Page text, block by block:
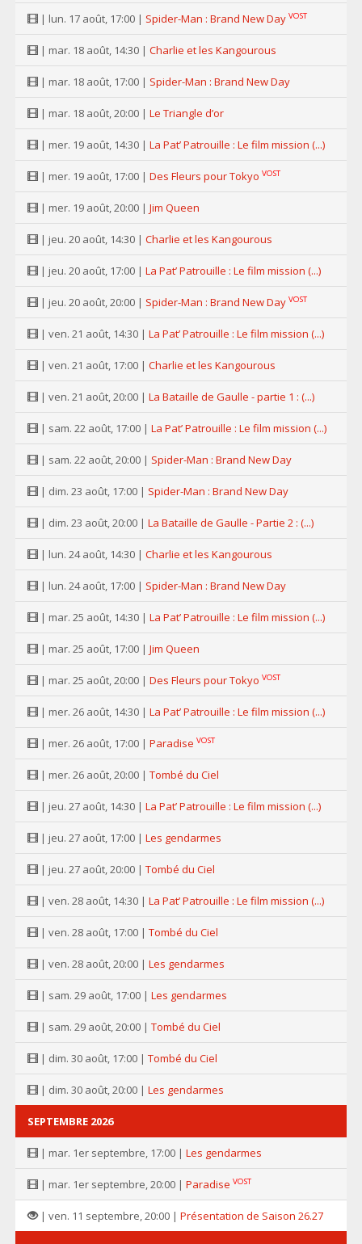
| lun. 17 août, 17:00 | Spider-Man : Brand New Day VOST
| mar. 18 août, 14:30 | Charlie et les Kangourous
| mar. 18 août, 17:00 | Spider-Man : Brand New Day
| mar. 18 août, 20:00 | Le Triangle d’or
| mer. 19 août, 14:30 | La Pat’ Patrouille : Le film mission (...)
| mer. 19 août, 17:00 | Des Fleurs pour Tokyo VOST
| mer. 19 août, 20:00 | Jim Queen
| jeu. 20 août, 14:30 | Charlie et les Kangourous
| jeu. 20 août, 17:00 | La Pat’ Patrouille : Le film mission (...)
| jeu. 20 août, 20:00 | Spider-Man : Brand New Day VOST
| ven. 21 août, 14:30 | La Pat’ Patrouille : Le film mission (...)
| ven. 21 août, 17:00 | Charlie et les Kangourous
| ven. 21 août, 20:00 | La Bataille de Gaulle - partie 1 : (...)
| sam. 22 août, 17:00 | La Pat’ Patrouille : Le film mission (...)
| sam. 22 août, 20:00 | Spider-Man : Brand New Day
| dim. 23 août, 17:00 | Spider-Man : Brand New Day
| dim. 23 août, 20:00 | La Bataille de Gaulle - Partie 2 : (...)
| lun. 24 août, 14:30 | Charlie et les Kangourous
| lun. 24 août, 17:00 | Spider-Man : Brand New Day
| mar. 25 août, 14:30 | La Pat’ Patrouille : Le film mission (...)
| mar. 25 août, 17:00 | Jim Queen
| mar. 25 août, 20:00 | Des Fleurs pour Tokyo VOST
| mer. 26 août, 14:30 | La Pat’ Patrouille : Le film mission (...)
| mer. 26 août, 17:00 | Paradise VOST
| mer. 26 août, 20:00 | Tombé du Ciel
| jeu. 27 août, 14:30 | La Pat’ Patrouille : Le film mission (...)
| jeu. 27 août, 17:00 | Les gendarmes
| jeu. 27 août, 20:00 | Tombé du Ciel
| ven. 28 août, 14:30 | La Pat’ Patrouille : Le film mission (...)
| ven. 28 août, 17:00 | Tombé du Ciel
| ven. 28 août, 20:00 | Les gendarmes
| sam. 29 août, 17:00 | Les gendarmes
| sam. 29 août, 20:00 | Tombé du Ciel
| dim. 30 août, 17:00 | Tombé du Ciel
| dim. 30 août, 20:00 | Les gendarmes
SEPTEMBRE 2026
| mar. 1er septembre, 17:00 | Les gendarmes
| mar. 1er septembre, 20:00 | Paradise VOST
| ven. 11 septembre, 20:00 | Présentation de Saison 26.27